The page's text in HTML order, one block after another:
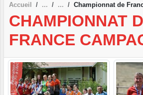
Accueil Championnat de
CHAMPIONNAT
FRANCE